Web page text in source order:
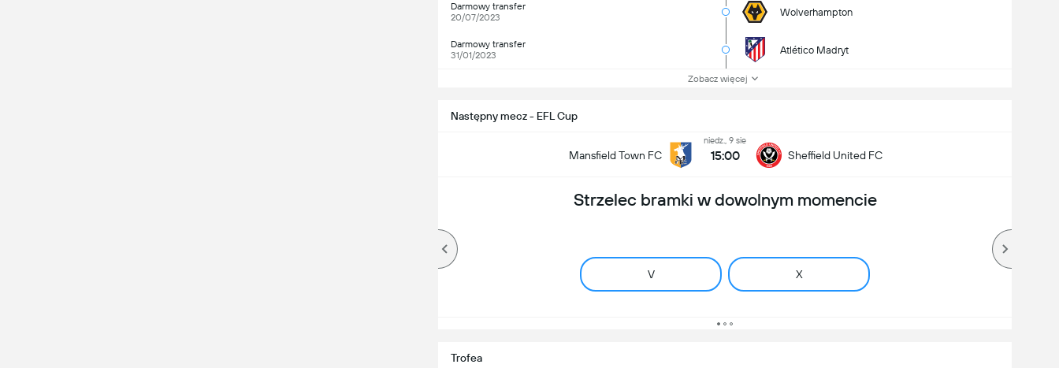
Następny mecz - EFL Cup
Mansfield Town FC
niedz., 9 sie
15:00 Sheffield United FC
Strzelec bramki w dowolnym momencie
V X
Darmowy transfer
20/07/2023
Wolverhampton
Darmowy transfer
31/01/2023
Atlético Madryt
Zobacz więcej
Trofea